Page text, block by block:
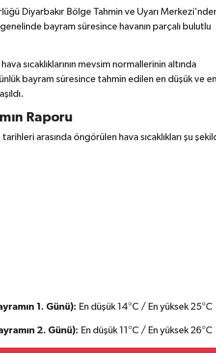
Diyarbakır Bölge Tahmin ve Uyarı
bayram süresince havanın parçalı bulutlu
sıcaklıklarının mevsim normallerinin altında
bayram süresince tahmin edilen en düşük ve en
Raporu
arasında öngörülen hava sıcaklıkları şu
1. Günü): En düşük 14°C / En yüksek 25°C
2. Günü): En düşük 11°C / En yüksek 26°C